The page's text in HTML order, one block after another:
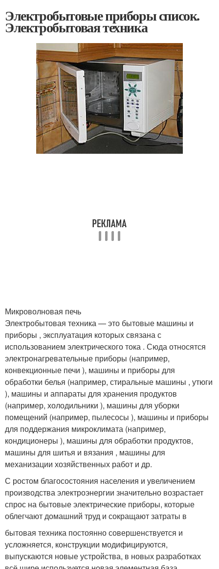
Электробытовые приборы список.
Электробытовая техника
Микроволновая печь
Электробытовая техника — это бытовые машины и
приборы , эксплуатация которых связана с
использованием электрического тока . Сюда относятся
электронагревательные приборы (например,
конвекционные печи ), машины и приборы для
обработки белья (например, стиральные машины , утюги
), машины и аппараты для хранения продуктов
(например, холодильники ), машины для уборки
помещений (например, пылесосы ), машины и приборы
для поддержания микроклимата (например,
кондиционеры ), машины для обработки продуктов,
машины для шитья и вязания , машины для
механизации хозяйственных работ и др.
С ростом благосостояния населения и увеличением
производства электроэнергии значительно возрастает
спрос на бытовые электрические приборы, которые
облегчают домашний труд и сокращают затраты в
бытовая техника постоянно совершенствуется и
усложняется, конструкции модифицируются,
выпускаются новые устройства, в новых разработках